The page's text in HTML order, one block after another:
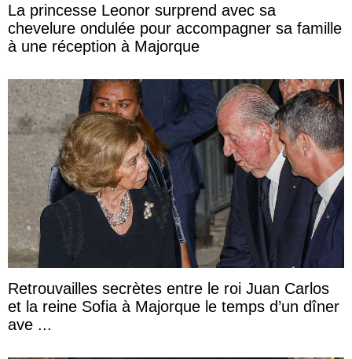
La princesse Leonor surprend avec sa
chevelure ondulée pour accompagner sa famille
à une réception à Majorque
Retrouvailles secrètes entre le roi Juan Carlos
et la reine Sofia à Majorque le temps d’un dîner
ave ...